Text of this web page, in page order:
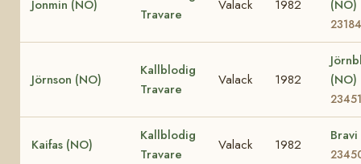
Jonmin (NO)
Travare
Valack 1982 (NO)
23184
Jörnson (NO)
Kallblodig
Travare
Valack 1982
(NO)
23451
Kaifas (NO)
Kallblodig
Travare
Valack 1982